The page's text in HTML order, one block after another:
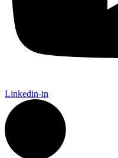
Linkedin-in